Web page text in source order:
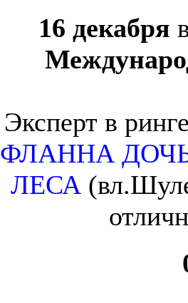
16 декабря
Эксперт в
ФЛАННА
ЛЕСА